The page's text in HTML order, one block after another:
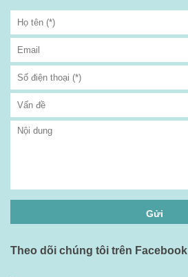
Theo dõi chúng tôi trên Facebook